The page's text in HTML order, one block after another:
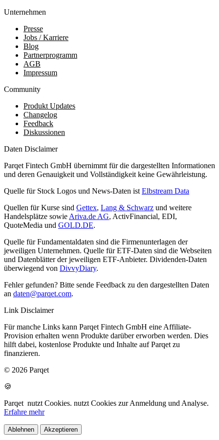
Unternehmen
Presse
Jobs / Karriere
Blog
Partnerprogramm
AGB
Impressum
Community
Produkt Updates
Changelog
Feedback
Diskussionen
Daten Disclaimer
Parqet Fintech GmbH übernimmt für die dargestellten Informationen
und deren Genauigkeit und Vollständigkeit keine Gewährleistung.
Quelle für Stock Logos und News-Daten ist Elbstream Data
Quellen für Kurse sind Gettex, Lang & Schwarz und weitere
Handelsplätze sowie Ariva.de AG, ActivFinancial, EDI,
QuoteMedia und GOLD.DE.
Quelle für Fundamentaldaten sind die Firmenunterlagen der
jeweiligen Unternehmen. Quelle für ETF-Daten sind die Webseiten
und Datenblätter der jeweiligen ETF-Anbieter. Dividenden-Daten
überwiegend von DivvyDiary.
Fehler gefunden? Bitte sende Feedback zu den dargestellten Daten
an daten@parqet.com.
Link Disclaimer
Für manche Links kann Parqet Fintech GmbH eine Affiliate-
Provision erhalten wenn Produkte darüber erworben werden. Dies
hilft dabei, kostenlose Produkte und Inhalte auf Parqet zu
finanzieren.
© 2026 Parqet
🍪
Parqet nutzt Cookies. nutzt Cookies zur Anmeldung und Analyse.
Erfahre mehr
Ablehnen Akzeptieren